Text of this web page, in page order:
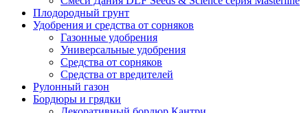
Плодородный грунт
Удобрения и средства от сорняков
Газонные удобрения
Универсальные удобрения
Средства от сорняков
Средства от вредителей
Рулонный газон
Бордюры и грядки